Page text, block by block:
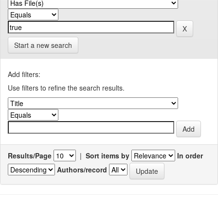
Start a new search
Add filters:
Use filters to refine the search results.
Results/Page | Sort items by
In order
Authors/record